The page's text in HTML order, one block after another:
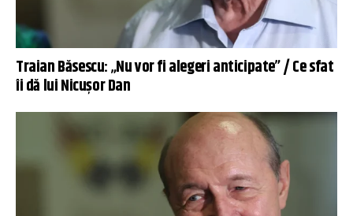
Traian Băsescu: „Nu vor fi alegeri anticipate” / Ce sfat
îi dă lui Nicușor Dan